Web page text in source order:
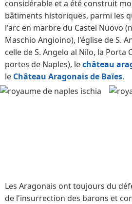
considérable et a été construit
bâtiments historiques, parmi les
l'arc en marbre du Castel Nuovo
Maschio Angioino), l'église de S.
celle de S. Angelo al Nilo, la Porta
portes de Naples), lechâteau
le Château Aragonais de Baïes.
Les Aragonais ont toujours du
de l'insurrection des barons et